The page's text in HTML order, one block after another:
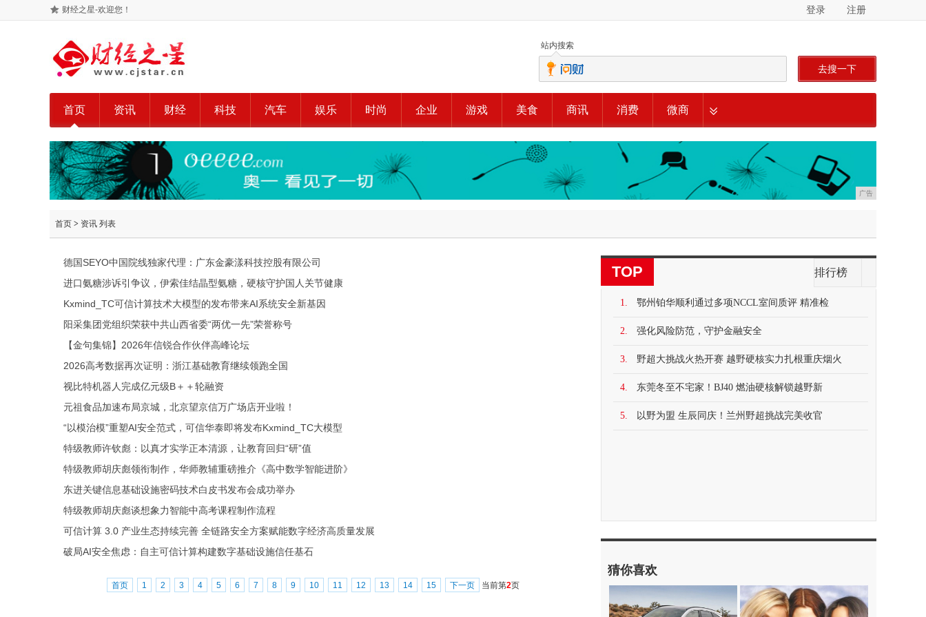
财经之星-欢迎您！ 登录 注册
站内搜索
去搜一下
首页 资讯 财经 科技 汽车 娱乐 时尚 企业 游戏 美食 商讯 消费 微商
广告
首页 > 资讯 列表
德国SEYO中国院线独家代理：广东金豪漾科技控股有限公司
进口氨糖涉诉引争议，伊索佳结晶型氨糖，硬核守护国人关节健康
Kxmind_TC可信计算技术大模型的发布带来AI系统安全新基因
阳采集团党组织荣获中共山西省委“两优一先”荣誉称号
【金句集锦】2026年信锐合作伙伴高峰论坛
2026高考数据再次证明：浙江基础教育继续领跑全国
视比特机器人完成亿元级B＋＋轮融资
元祖食品加速布局京城，北京望京信万广场店开业啦！
“以模治模”重塑AI安全范式，可信华泰即将发布Kxmind_TC大模型
特级教师许钦彪：以真才实学正本清源，让教育回归“研”值
特级教师胡庆彪领衔制作，华师教辅重磅推介《高中数学智能进阶》
东进关键信息基础设施密码技术白皮书发布会成功举办
特级教师胡庆彪谈想象力智能中高考课程制作流程
可信计算 3.0 产业生态持续完善 全链路安全方案赋能数字经济高质量发展
破局AI安全焦虑：自主可信计算构建数字基础设施信任基石
首页 1 2 3 4 5 6 7 8 9 10 11 12 13 14 15 下一页 当前第2页
TOP 排行榜
1. 鄂州铂华顺利通过多项NCCL室间质评 精准检
2. 强化风险防范，守护金融安全
3. 野超大挑战火热开赛 越野硬核实力扎根重庆烟火
4. 东莞冬至不宅家！BJ40 燃油硬核解锁越野新
5. 以野为盟 生辰同庆！兰州野超挑战完美收官
猜你喜欢